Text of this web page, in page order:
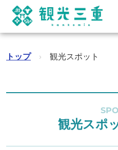
トップ › 観光スポット
観光スポ